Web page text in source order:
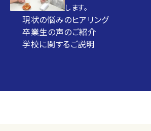
します。
現状の悩みのヒアリング
卒業生の声のご紹介
学校に関するご説明